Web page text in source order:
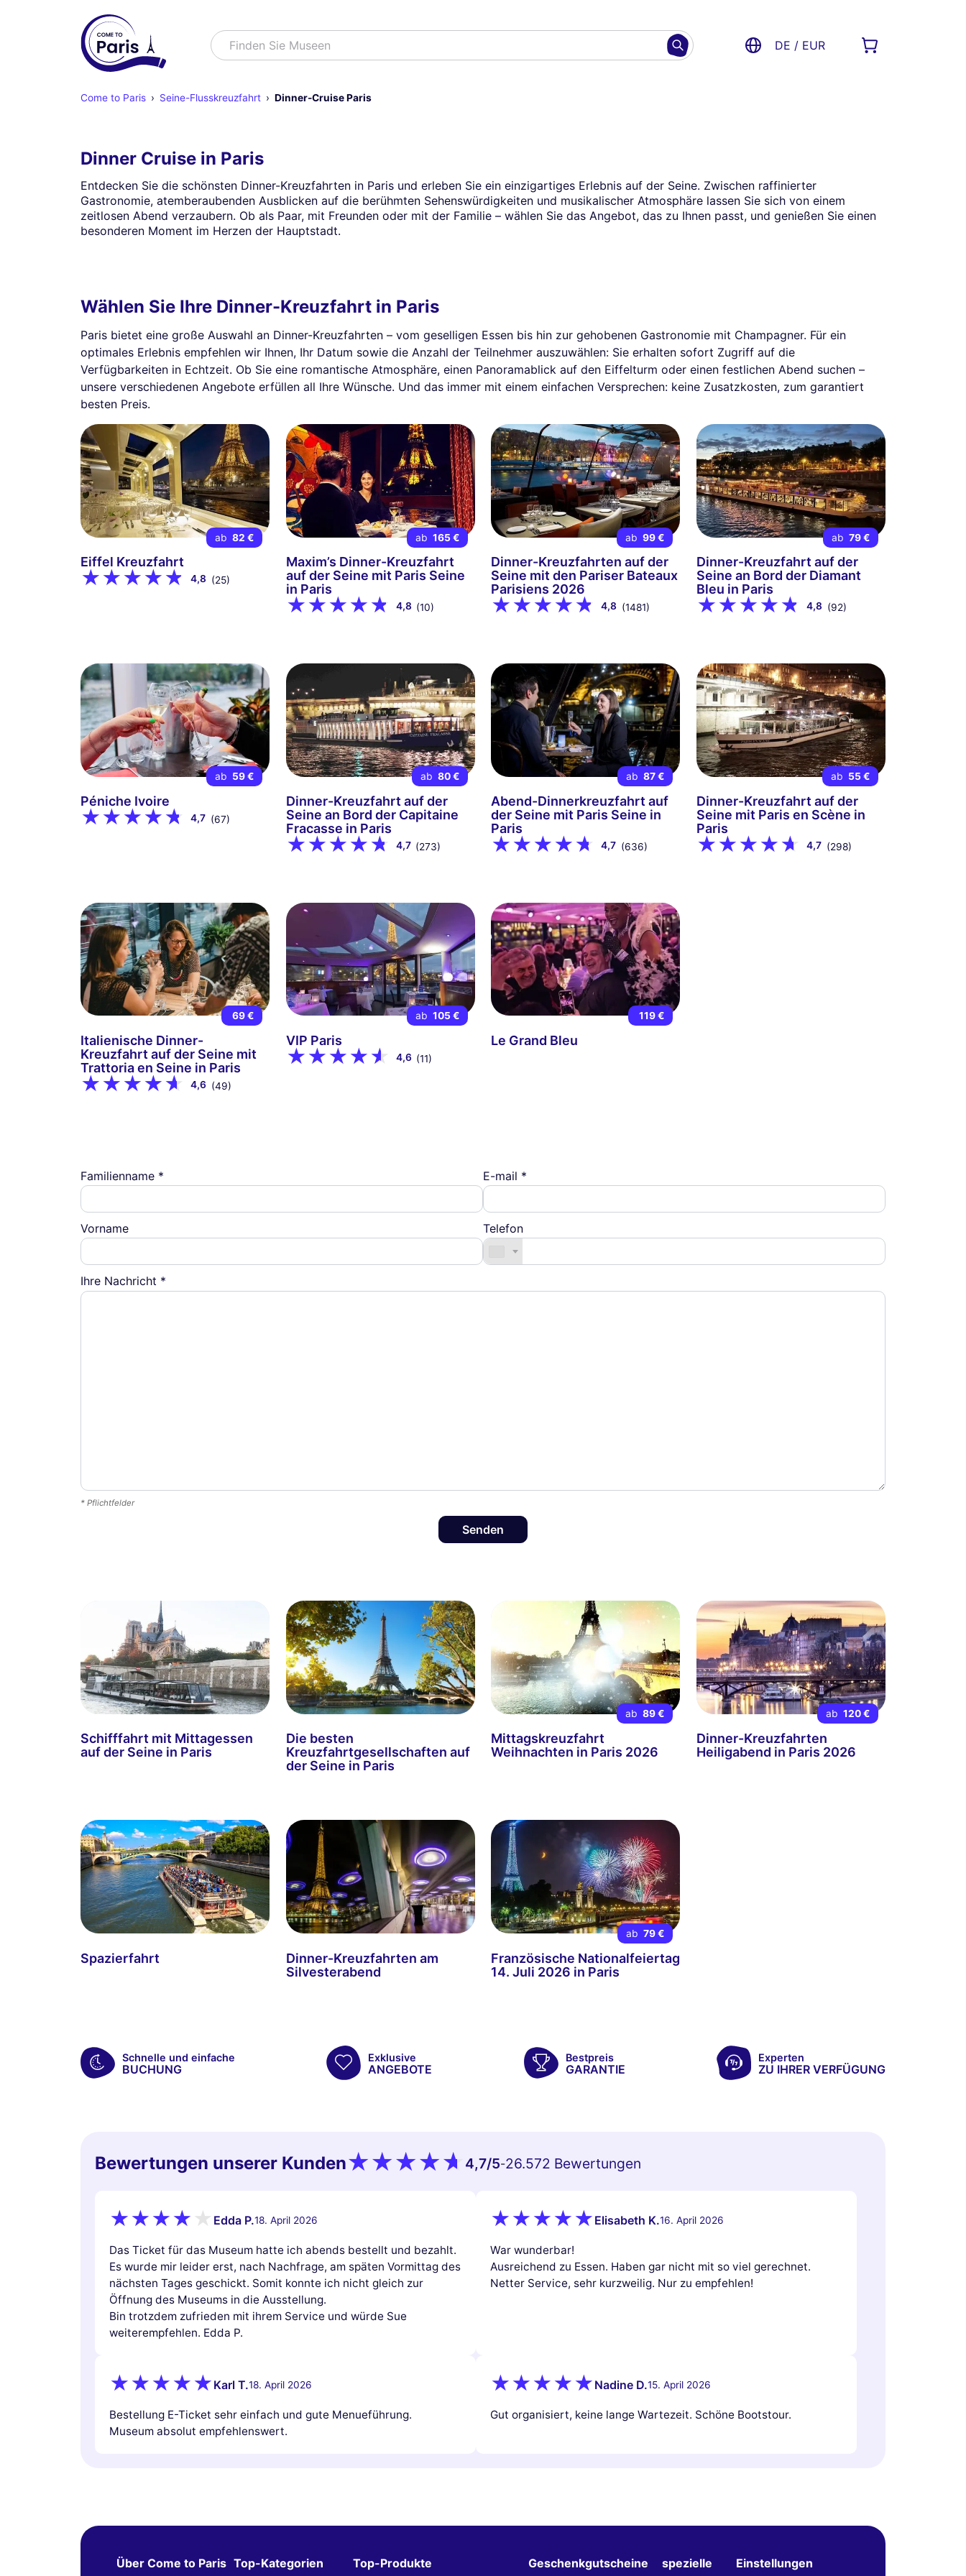
SuchenFinden Sie Mu DE / EUR
Come to Paris Seine-Flusskreuzfahrt Dinner-Cruise Paris
Dinner Cruise in Paris
Entdecken Sie die schönsten Dinner-Kreuzfahrten in Paris und erleben Sie ein einzigartiges Erlebnis auf der Seine. Zwischen raffinierter
Gastronomie, atemberaubenden Ausblicken auf die berühmten Sehenswürdigkeiten und musikalischer Atmosphäre lassen Sie sich von einem
zeitlosen Abend verzaubern. Ob als Paar, mit Freunden oder mit der Familie – wählen Sie das Angebot, das zu Ihnen passt, und genießen Sie einen
besonderen Moment im Herzen der Hauptstadt.
Wählen Sie Ihre Dinner-Kreuzfahrt in Paris
Paris bietet eine große Auswahl an Dinner-Kreuzfahrten – vom geselligen Essen bis hin zur gehobenen Gastronomie mit Champagner. Für ein
optimales Erlebnis empfehlen wir Ihnen, Ihr Datum sowie die Anzahl der Teilnehmer auszuwählen: Sie erhalten sofort Zugriff auf die
Verfügbarkeiten in Echtzeit. Ob Sie eine romantische Atmosphäre, einen Panoramablick auf den Eiffelturm oder einen festlichen Abend suchen –
unsere verschiedenen Angebote erfüllen all Ihre Wünsche. Und das immer mit einem einfachen Versprechen: keine Zusatzkosten, zum garantiert
besten Preis.
ab 82 €
Eiffel Kreuzfahrt
4,8 (25)
ab 165 €
Maxim’s Dinner-Kreuzfahrt
auf der Seine mit Paris Seine
in Paris
4,8 (10)
ab 99 €
Dinner-Kreuzfahrten auf der
Seine mit den Pariser Bateaux
Parisiens 2026
4,8 (1481)
ab 79 €
Dinner-Kreuzfahrt auf der
Seine an Bord der Diamant
Bleu in Paris
4,8 (92)
ab 59 €
Péniche Ivoire
4,7 (67)
ab 80 €
Dinner-Kreuzfahrt auf der
Seine an Bord der Capitaine
Fracasse in Paris
4,7 (273)
ab 87 €
Abend-Dinnerkreuzfahrt auf
der Seine mit Paris Seine in
Paris
4,7 (636)
ab 55 €
Dinner-Kreuzfahrt auf der
Seine mit Paris en Scène in
Paris
4,7 (298)
69 €
Italienische Dinner-
Kreuzfahrt auf der Seine mit
Trattoria en Seine in Paris
4,6 (49)
ab 105 €
VIP Paris
4,6 (11)
119 €
Le Grand Bleu
Familienname *
Vorname
E-mail *
Telefon
Ihre Nachricht *
* Pflichtfelder
Senden
Schifffahrt mit Mittagessen
auf der Seine in Paris
Die besten
Kreuzfahrtgesellschaften auf
der Seine in Paris
ab 89 €
Mittagskreuzfahrt
Weihnachten in Paris 2026
ab 120 €
Dinner-Kreuzfahrten
Heiligabend in Paris 2026
Spazierfahrt
Dinner-Kreuzfahrten am
Silvesterabend
ab 79 €
Französische Nationalfeiertag
14. Juli 2026 in Paris
Schnelle und einfache
BUCHUNG
Exklusive
ANGEBOTE
Bestpreis
GARANTIE
Experten
ZU IHRER VERFÜGUNG
Bewertungen unserer Kunden 4,7/5-26.572 Bewertungen
Edda P.18. April 2026
Das Ticket für das Museum hatte ich abends bestellt und bezahlt.
Es wurde mir leider erst, nach Nachfrage, am späten Vormittag des
nächsten Tages geschickt. Somit konnte ich nicht gleich zur
Öffnung des Museums in die Ausstellung.
Bin trotzdem zufrieden mit ihrem Service und würde Sue
weiterempfehlen. Edda P.
Elisabeth K.16. April 2026
War wunderbar!
Ausreichend zu Essen. Haben gar nicht mit so viel gerechnet.
Netter Service, sehr kurzweilig. Nur zu empfehlen!
Karl T.18. April 2026
Bestellung E-Ticket sehr einfach und gute Menueführung.
Museum absolut empfehlenswert.
Nadine D.15. April 2026
Gut organisiert, keine lange Wartezeit. Schöne Bootstour.
Über Come to Paris Top-Kategorien Top-Produkte Geschenkgutscheine
spezielle
Einstellungen